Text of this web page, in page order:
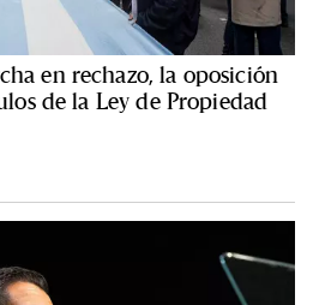
en rechazo, la oposición
de la Ley de Propiedad